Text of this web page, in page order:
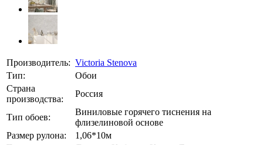
Производитель: Victoria Stenova
Тип:
Обои
Страна
производства:
Россия
Тип обоев:
Виниловые горячего тиснения на
флизелиновой основе
Размер рулона:
1,06*10м